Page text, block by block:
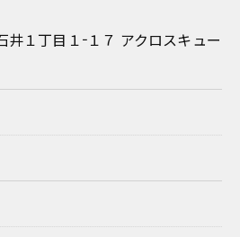
井１丁目１−１７ アクロスキュー